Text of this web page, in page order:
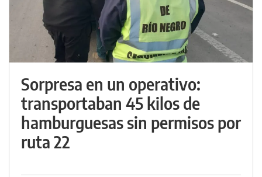
Sorpresa en un operativo:
transportaban 45 kilos de
hamburguesas sin permisos por
ruta 22